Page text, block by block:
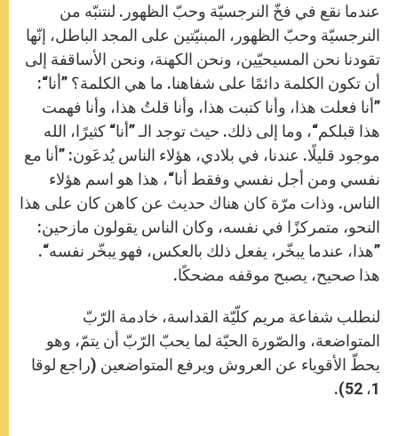
عندما نقع في فخّ النرجسيّة وحبّ الظهور. لنتنبّه من
النرجسيّة وحبّ الظهور، المبنيّتين على المجد الباطل، إنّها
تقودنا نحن المسيحيّين، ونحن الكهنة، ونحن الأساقفة إلى
أن تكون الكلمة دائمًا على شفاهنا. ما هي الكلمة؟ ”أنا“:
”أنا فعلت هذا، وأنا كتبت هذا، وأنا قلتُ هذا، وأنا فهمت
هذا قبلكم“، وما إلى ذلك. حيث توجد الـ ”أنا“ كثيرًا، الله
موجود قليلًا. عندنا، في بلادي، هؤلاء الناس يُدعَون: ”أنا مع
نفسي ومن أجل نفسي وفقط أنا“، هذا هو اسم هؤلاء
الناس. وذات مرّة كان هناك حديث عن كاهن كان على هذا
النحو، متمركزًا في نفسه، وكان الناس يقولون مازحين:
”هذا، عندما يبخّر، يفعل ذلك بالعكس، فهو يبخّر نفسه“.
هذا صحيح، يصبح موقفه مضحكًا.
لنطلب شفاعة مريم كلّيّة القداسة، خادمة الرّبّ
المتواضعة، والصّورة الحيّة لما يحبّ الرّبّ أن يتمّ، وهو
يحطّ الأقوياء عن العروش ويرفع المتواضعين (راجع لوقا
1، 52).